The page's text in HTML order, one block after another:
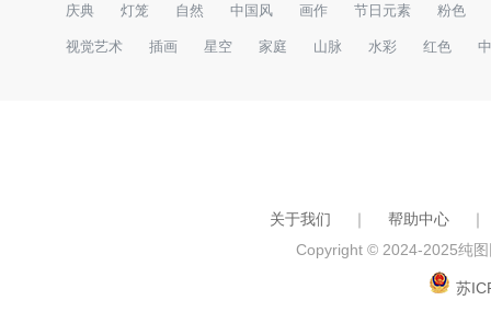
庆典 灯笼 自然 中国风 画作 节日元素 粉色
视觉艺术 插画 星空 家庭 山脉 水彩 红色
关于我们 ｜ 帮助中心
｜
Copyright © 2024-2025纯
苏